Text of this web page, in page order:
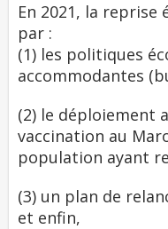
En 2021, la reprise
par :
(1) les politiques
accommodantes
(2) le déploiement
vaccination au
population ayant
(3) un plan de
et enfin,